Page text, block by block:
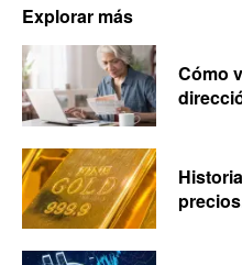
Explorar más
Cómo